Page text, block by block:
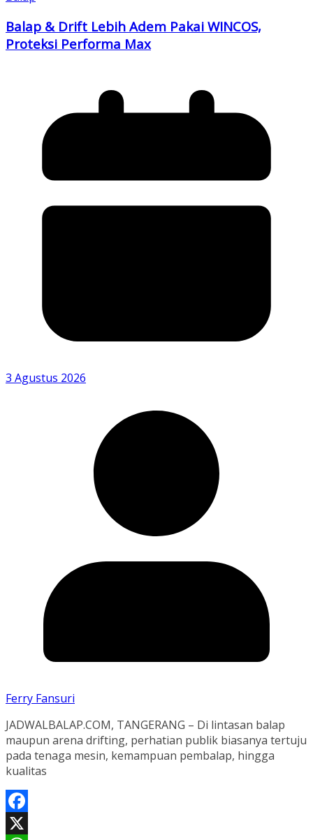
Balap & Drift Lebih Adem Pakai WINCOS,
Proteksi Performa Max
3 Agustus 2026
Ferry Fansuri
JADWALBALAP.COM, TANGERANG – Di lintasan balap
maupun arena drifting, perhatian publik biasanya tertuju
pada tenaga mesin, kemampuan pembalap, hingga
kualitas
Facebook